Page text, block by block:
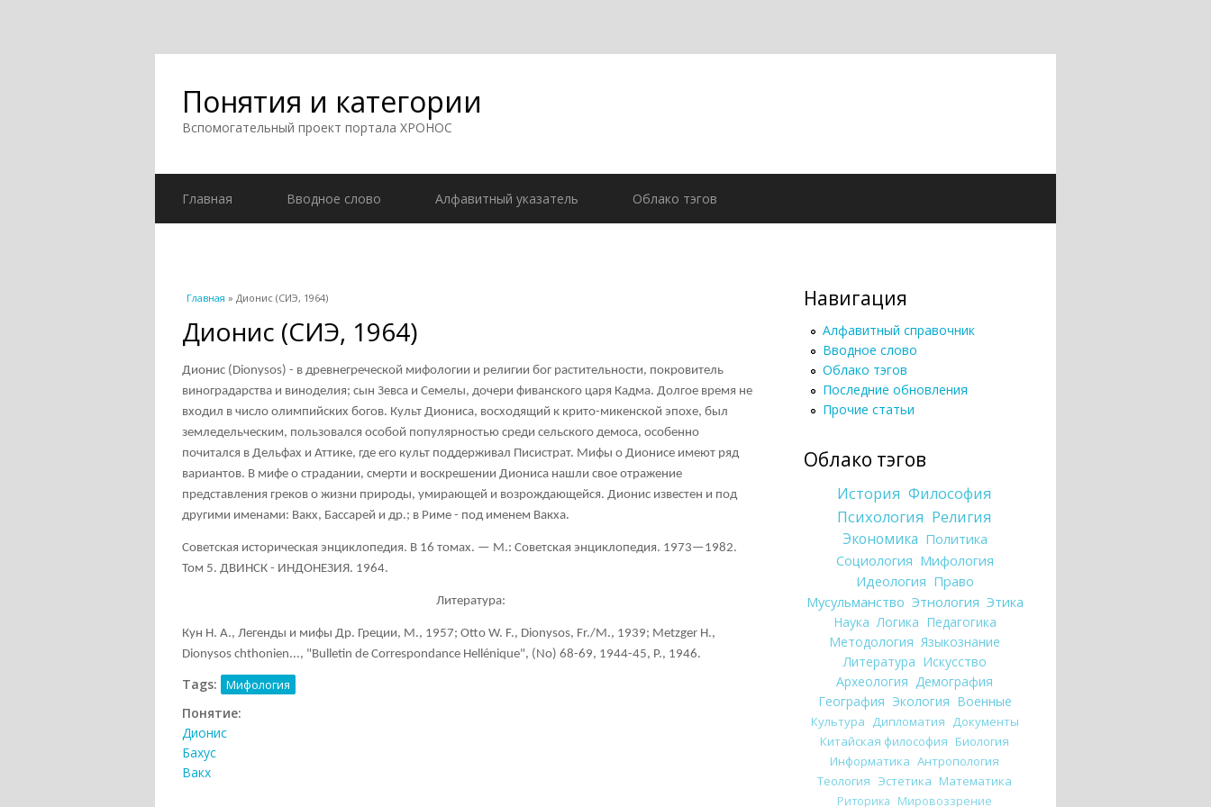
Понятия и категории
Вспомогательный проект портала ХРОНОС
Главная Вводное слово Алфавитный указатель Облако тэгов
Вы здесь
Главная » Дионис (СИЭ, 1964)
Дионис (СИЭ, 1964)
Дионис (Dionysos) - в древнегреческой мифологии и религии бог растительности, покровитель
виноградарства и виноделия; сын Зевса и Семелы, дочери фиванского царя Кадма. Долгое время не
входил в число олимпийских богов. Культ Диониса, восходящий к крито-микенской эпохе, был
земледельческим, пользовался особой популярностью среди сельского демоса, особенно
почитался в Дельфах и Аттике, где его культ поддерживал Писистрат. Мифы о Дионисе имеют ряд
вариантов. В мифе о страдании, смерти и воскрешении Диониса нашли свое отражение
представления греков о жизни природы, умирающей и возрождающейся. Дионис известен и под
другими именами: Вакх, Бассарей и др.; в Риме - под именем Вакха.
Советская историческая энциклопедия. В 16 томах. — М.: Советская энциклопедия. 1973—1982.
Том 5. ДВИНСК - ИНДОНЕЗИЯ. 1964.
Литература:
Кун Н. A., Легенды и мифы Др. Греции, М., 1957; Otto W. F., Dionysos, Fr./M., 1939; Metzger H.,
Dionysos chthonien..., "Bulletin de Correspondance Hellénique", (No) 68-69, 1944-45, P., 1946.
Tags: Мифология
Понятие:
Дионис
Бахус
Вакх
Навигация
Алфавитный справочник
Вводное слово
Облако тэгов
Последние обновления
Прочие статьи
Облако тэгов
История Философия
Психология Религия
Экономика Политика
Социология Мифология
Идеология Право
Мусульманство Этнология Этика
Наука Логика Педагогика
Методология Языкознание
Литература Искусство
Археология Демография
География Экология Военные
Культура Дипломатия Документы
Китайская философия Биология
Информатика Антропология
Теология Эстетика Математика
Риторика Мировоззрение